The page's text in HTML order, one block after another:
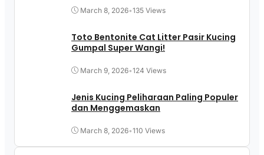
March 8, 2026•135 Views
Toto Bentonite Cat Litter Pasir Kucing
Gumpal Super Wangi!
March 9, 2026•124 Views
Jenis Kucing Peliharaan Paling Populer
dan Menggemaskan
March 8, 2026•110 Views